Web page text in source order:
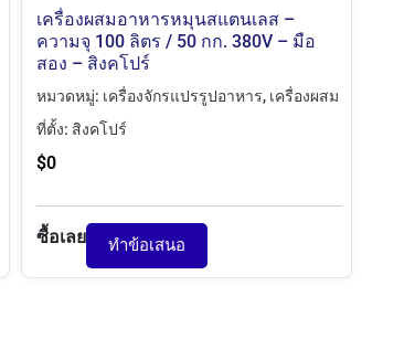
เครื่องผสมอาหารหมุนสแตนเลส –
ความจุ 100 ลิตร / 50 กก. 380V – มือ
สอง – สิงคโปร์
หมวดหมู่: เครื่องจักรแปรรูปอาหาร, เครื่องผสม
ที่ตั้ง: สิงคโปร์
$0
ซื้อเลย ทำข้อเสนอ